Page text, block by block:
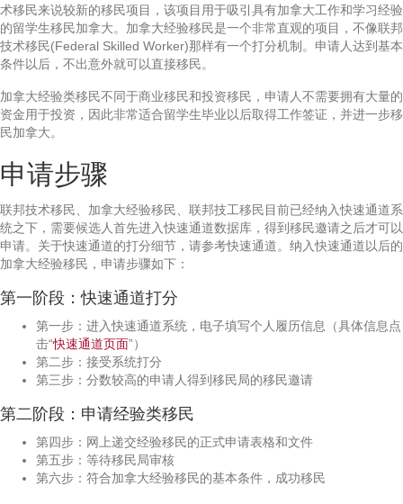
术移民来说较新的移民项目，该项目用于吸引具有加拿大工作和学习经验
的留学生移民加拿大。加拿大经验移民是一个非常直观的项目，不像联邦
技术移民(Federal Skilled Worker)那样有一个打分机制。申请人达到基本
条件以后，不出意外就可以直接移民。
加拿大经验类移民不同于商业移民和投资移民，申请人不需要拥有大量的
资金用于投资，因此非常适合留学生毕业以后取得工作签证，并进一步移
民加拿大。
申请步骤
联邦技术移民、加拿大经验移民、联邦技工移民目前已经纳入快速通道系
统之下，需要候选人首先进入快速通道数据库，得到移民邀请之后才可以
申请。关于快速通道的打分细节，请参考快速通道。纳入快速通道以后的
加拿大经验移民，申请步骤如下：
第一阶段：快速通道打分
第一步：进入快速通道系统，电子填写个人履历信息（具体信息点
击“快速通道页面”）
第二步：接受系统打分
第三步：分数较高的申请人得到移民局的移民邀请
第二阶段：申请经验类移民
第四步：网上递交经验移民的正式申请表格和文件
第五步：等待移民局审核
第六步：符合加拿大经验移民的基本条件，成功移民